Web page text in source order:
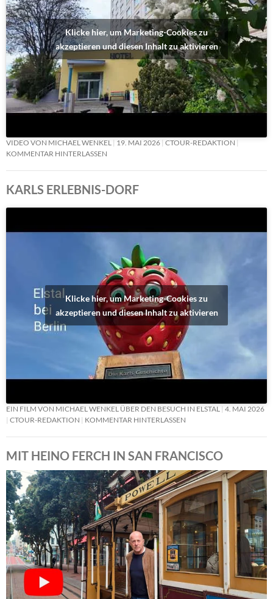
Klicke hier, um Marketing-Cookies zu
akzeptieren und diesen Inhalt zu aktivieren
VIDEO VON MICHAEL WENKEL 19. MAI 2026 CTOUR-REDAKTION
KOMMENTAR HINTERLASSEN
KARLS ERLEBNIS-DORF
Klicke hier, um Marketing-Cookies zu
akzeptieren und diesen Inhalt zu aktivieren
EIN FILM VON MICHAEL WENKEL ÜBER DEN BESUCH IN ELSTAL
4. MAI 2026
CTOUR-REDAKTION
KOMMENTAR HINTERLASSEN
MIT HEINO FERCH IN SAN FRANCISCO